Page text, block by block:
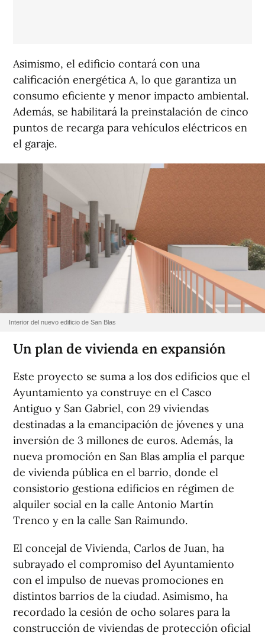
Asimismo, el edificio contará con una
calificación energética A, lo que garantiza un
consumo eficiente y menor impacto ambiental.
Además, se habilitará la preinstalación de cinco
puntos de recarga para vehículos eléctricos en
el garaje.
Interior del nuevo edificio de San Blas
Un plan de vivienda en expansión
Este proyecto se suma a los dos edificios que el
Ayuntamiento ya construye en el Casco
Antiguo y San Gabriel, con 29 viviendas
destinadas a la emancipación de jóvenes y una
inversión de 3 millones de euros. Además, la
nueva promoción en San Blas amplía el parque
de vivienda pública en el barrio, donde el
consistorio gestiona edificios en régimen de
alquiler social en la calle Antonio Martín
Trenco y en la calle San Raimundo.
El concejal de Vivienda, Carlos de Juan, ha
subrayado el compromiso del Ayuntamiento
con el impulso de nuevas promociones en
distintos barrios de la ciudad. Asimismo, ha
recordado la cesión de ocho solares para la
construcción de viviendas de protección oficial